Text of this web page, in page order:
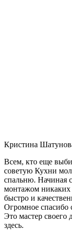
Кристина
Всем, кто еще
советую Кухни
спальню. Начиная
монтажом никаких
быстро и
Огромное спасибо
Это мастер своего
здесь.